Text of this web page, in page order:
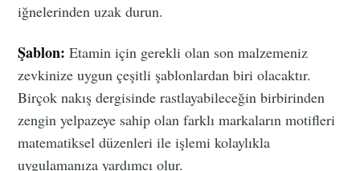
iğnelerinden uzak durun.
Şablon: Etamin için gerekli olan son malzemeniz
zevkinize uygun çeşitli şablonlardan biri olacaktır.
Birçok nakış dergisinde rastlayabileceğin birbirinden
zengin yelpazeye sahip olan farklı markaların motifleri
matematiksel düzenleri ile işlemi kolaylıkla
uygulamanıza yardımcı olur.